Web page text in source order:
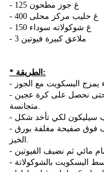
- 125 غ جوز مطحون
- 400 غ حليب مركز محلى
- 150 غ شوكولاته سوداء
- 3 ملاعق كبيرة فيوتين
* الطريقة:
- يضاف تدريجيا الحليب المركز المحلى حتى نحصل على كرة عجين
متجانسة.
- يزال البسكويت من قوالب السيليكون ويصفف فوق صفيحة مغلفة بورق
الخبز.